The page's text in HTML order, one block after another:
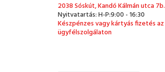
2038 Sóskút, Kandó Kálmán utca 7b.
Nyitvatartás: H-P:9:00 - 16:30
Készpénzes vagy kártyás fizetés az
ügyfélszolgálaton